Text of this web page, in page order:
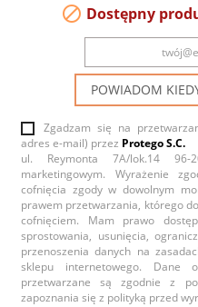
 Dostępny
POWIADOM
Zgadzam się na
adres e-mail) przez Protego S.C.
ul. Reymonta 7A/lok.14
marketingowym. Wyrażenie
cofnięcia zgody w dowolnym
prawem przetwarzania, którego
cofnięciem. Mam prawo
sprostowania, usunięcia,
przenoszenia danych na
sklepu internetowego. Dane
przetwarzane są zgodnie z
zapoznania się z polityką przed